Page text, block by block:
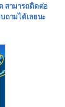
สามารถติดต่อ
ถามได้เลยนะ